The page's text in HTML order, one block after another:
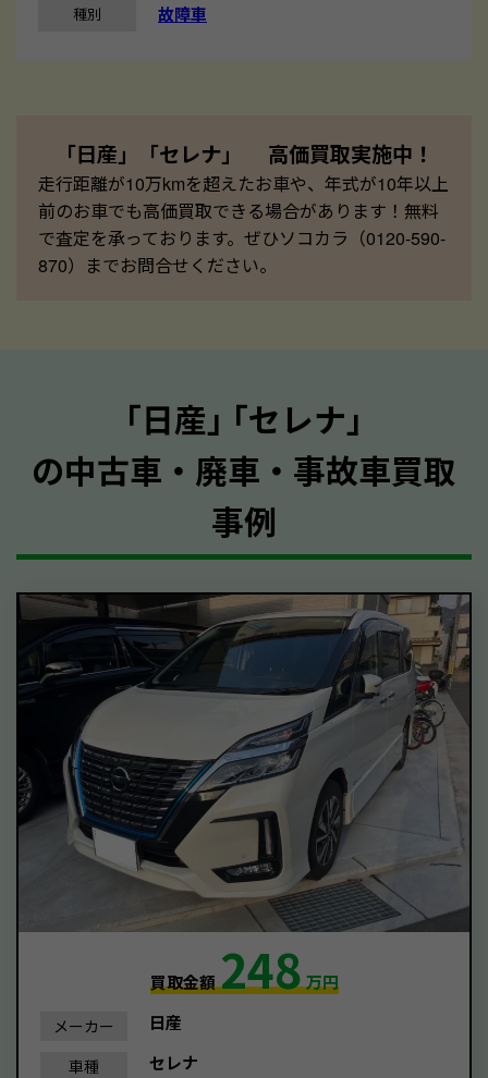
種別 故障車
「日産」「セレナ」 高価買取実施中！
走行距離が10万kmを超えたお車や、年式が10年以上
前のお車でも高価買取できる場合があります！無料
で査定を承っております。ぜひソコカラ（0120-590-
870）までお問合せください。
｢日産｣ ｢セレナ｣
の中古車・廃車・事故車買取
事例
買取金額248万円
メーカー 日産
車種 セレナ